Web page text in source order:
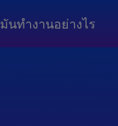
มันทำงานอย่างไร